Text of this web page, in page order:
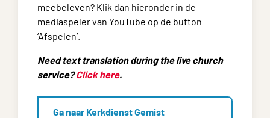
meebeleven? Klik dan hieronder in de
mediaspeler van YouTube op de button
‘Afspelen’.
Need text translation during the live church
service?Click here.
Ga naar Kerkdienst Gemist